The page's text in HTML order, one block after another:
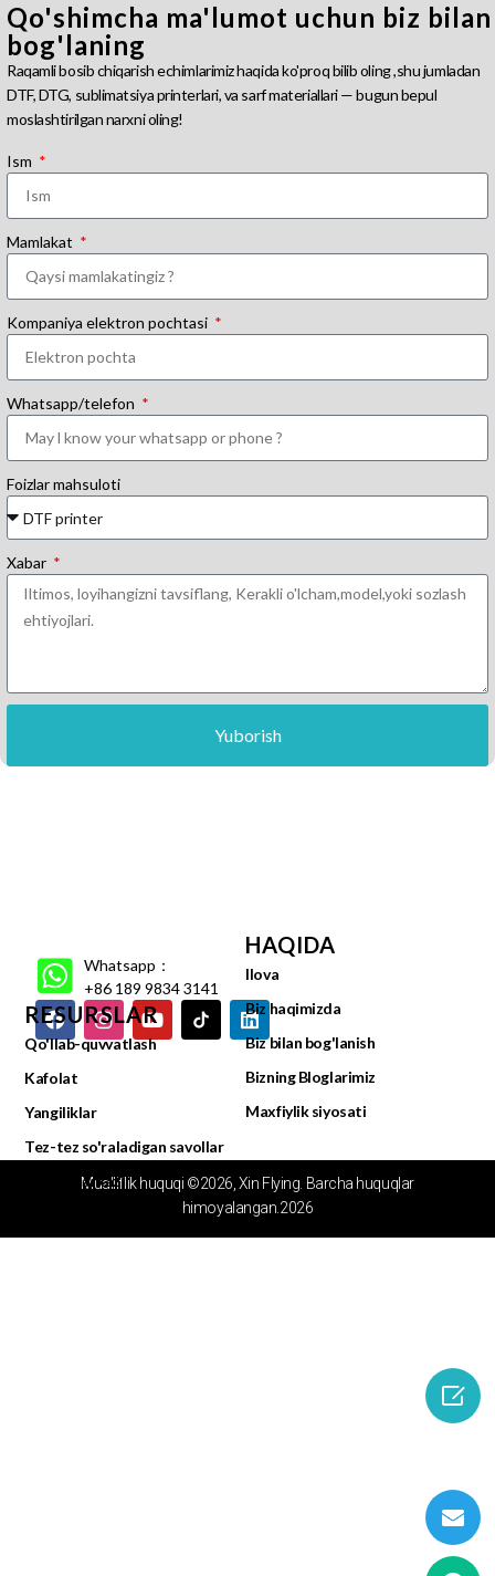
Qo'shimcha ma'lumot uchun biz bilan
bog'laning
Raqamli bosib chiqarish echimlarimiz haqida ko'proq bilib oling ,shu jumladan
DTF, DTG, sublimatsiya printerlari, va sarf materiallari — bugun bepul
moslashtirilgan narxni oling!
Ism
Mamlakat
Kompaniya elektron pochtasi
Whatsapp/telefon
Foizlar mahsuloti
Xabar
Yuborish
Whatsapp：
+86 189 9834 3141
RESURSLAR
Qo'llab-quvvatlash
Kafolat
Yangiliklar
Tez-tez so'raladigan savollar
Video markazi
HAQIDA
Ilova
Biz haqimizda
Biz bilan bog'lanish
Bizning Bloglarimiz
Maxfiylik siyosati
Mualliflik huquqi ©2026, Xin Flying. Barcha huquqlar
himoyalangan.2026
